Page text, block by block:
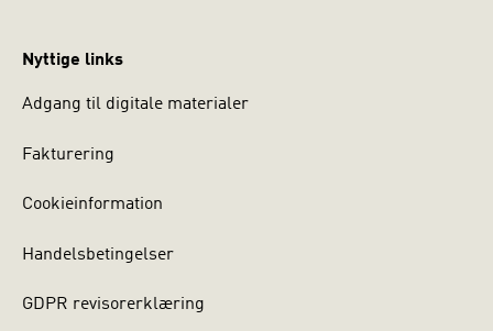
Nyttige links
Adgang til digitale materialer
Fakturering
Cookieinformation
Handelsbetingelser
GDPR revisorerklæring